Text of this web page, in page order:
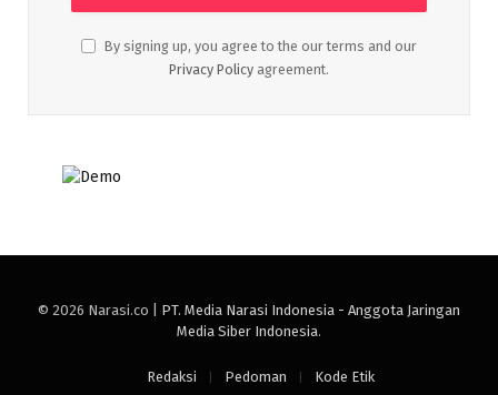
By signing up, you agree to the our terms and our
Privacy Policy agreement.
© 2026 Narasi.co | PT. Media Narasi Indonesia - Anggota Jaringan
Media Siber Indonesia.
Redaksi Pedoman Kode Etik